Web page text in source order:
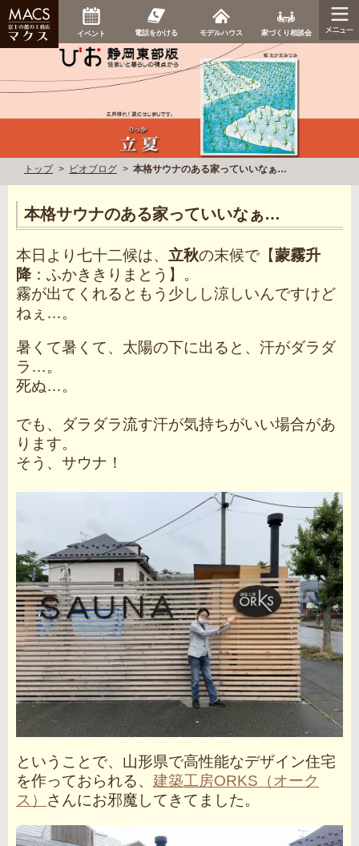
イベント 電話をかける モデルハウス 家づくり相談会
トップ ビオブログ 本格サウナのある家っていいなぁ…
本格サウナのある家っていいなぁ…
本日より七十二候は、 立秋の末候で【蒙霧升
降：ふかききりまとう】。
霧が出てくれるともう少しし涼しいんですけど
ねぇ…。
暑くて暑くて、太陽の下に出ると、汗がダラダ
ラ…。
死ぬ…。
でも、ダラダラ流す汗が気持ちがいい場合があ
ります。
そう、サウナ！
ということで、山形県で高性能なデザイン住宅
を作っておられる、 建築工房ORKS（オーク
ス） さんにお邪魔してきてました。